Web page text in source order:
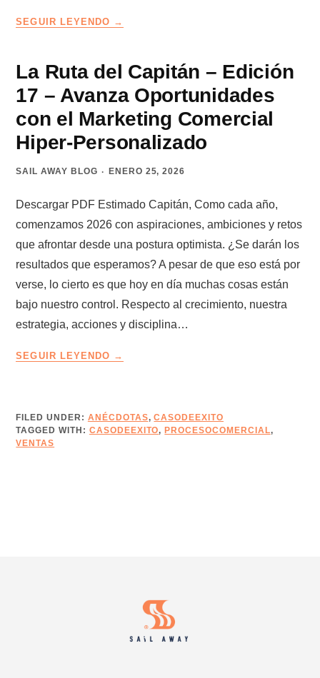
SEGUIR LEYENDO
CON
UNA
VACANTE
DE
VENDEDOR
La Ruta del Capitán – Edición
17 – Avanza Oportunidades
con el Marketing Comercial
Hiper-Personalizado
SAIL AWAY BLOG ENERO 25, 2026
Descargar PDF Estimado Capitán, Como cada año,
comenzamos 2026 con aspiraciones, ambiciones y retos
que afrontar desde una postura optimista. ¿Se darán los
resultados que esperamos? A pesar de que eso está por
verse, lo cierto es que hoy en día muchas cosas están
bajo nuestro control. Respecto al crecimiento, nuestra
estrategia, acciones y disciplina…
SEGUIR LEYENDO
–
EDICIÓN
FILED UNDER: ANÉCDOTAS,CASODEEXITO
TAGGED WITH: CASODEEXITO, PROCESOCOMERCIAL,
VENTAS